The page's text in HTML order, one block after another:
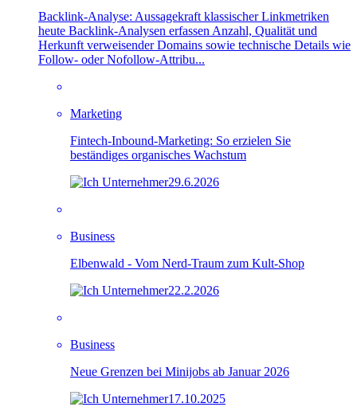
Backlink-Analyse: Aussagekraft klassischer Linkmetriken
heute Backlink-Analysen erfassen Anzahl, Qualität und
Herkunft verweisender Domains sowie technische Details wie
Follow- oder Nofollow-Attribu...
Marketing
Fintech-Inbound-Marketing: So erzielen Sie
beständiges organisches Wachstum
29.6.2026
Business
Elbenwald - Vom Nerd-Traum zum Kult-Shop
22.2.2026
Business
Neue Grenzen bei Minijobs ab Januar 2026
17.10.2025